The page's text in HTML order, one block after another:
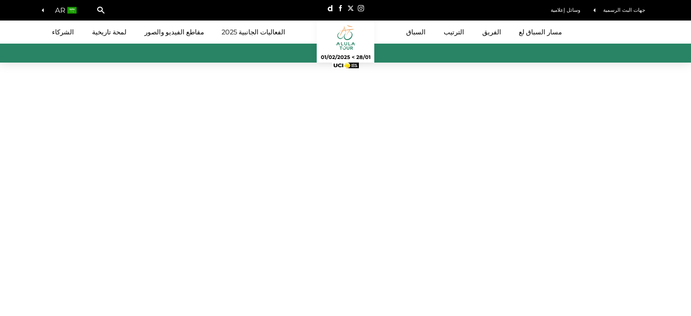
جهات البث الرسمية وسائل إعلامية AR
مسار السباق لع الفريق الترتيب السباق
28/01 > 01/02/2025
الفعاليات الجانبية 2025 مقاطع الفيديو والصور لمحة تاريخية الشركاء